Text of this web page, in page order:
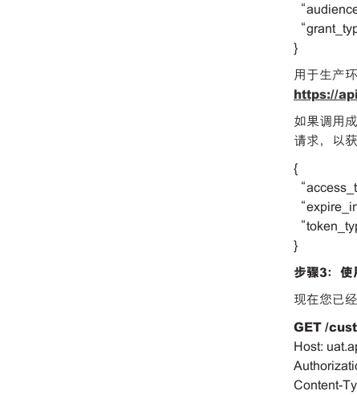
}
用于生产
https://
如果调用
请求，以
{
}
步骤3：使
现在您已
GET /
Host:
Content-